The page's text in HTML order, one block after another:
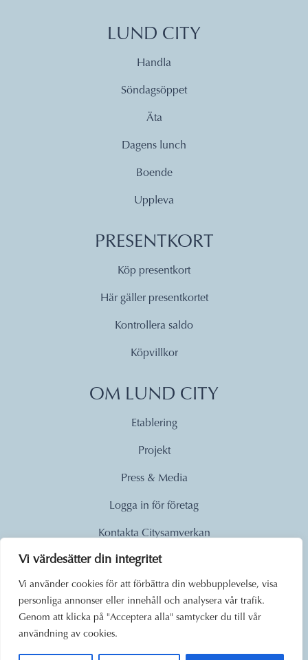
Vi värdesätter din integritet
Vi använder cookies för att förbättra din webbupplevelse, visa
personliga annonser eller innehåll och analysera vår trafik.
Genom att klicka på "Acceptera alla" samtycker du till vår
användning av cookies.
LUND CITY
Handla
Söndagsöppet
Äta
Dagens lunch
Boende
Uppleva
PRESENTKORT
Köp presentkort
Här gäller presentkortet
Kontrollera saldo
Köpvillkor
OM LUND CITY
Etablering
Projekt
Press & Media
Logga in för företag
Kontakta Citysamverkan
Lund City. Alla rättigheter
förbehållna.